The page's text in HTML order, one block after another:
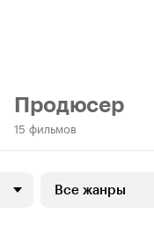
Продюсер
15 фильмов
Все жанры